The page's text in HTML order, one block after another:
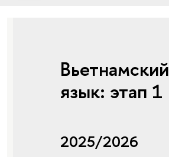
Вьетнамский
язык: этап 1
2025/2026